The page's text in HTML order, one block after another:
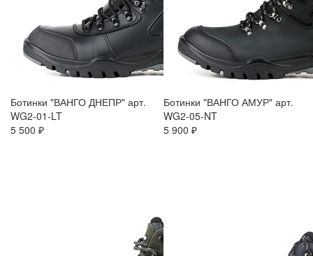
Ботинки "ВАНГО ДНЕПР" арт.
WG2-01-LT
5 500 ₽
Ботинки "ВАНГО АМУР" арт.
WG2-05-NT
5 900 ₽